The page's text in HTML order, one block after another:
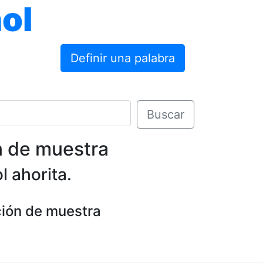
Definir una palabra
Buscar
de muestra
ahorita.
de muestra